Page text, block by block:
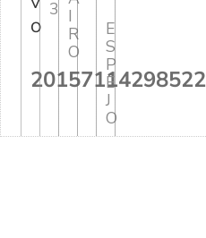
O
20157114298522
3 I
R
O
E
S
P
E
J
O